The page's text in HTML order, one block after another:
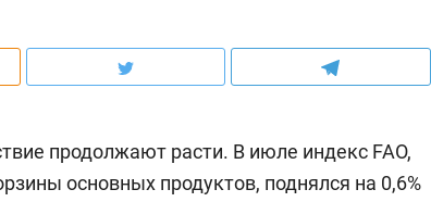
продолжают расти. В июле индекс FAO,
основных продуктов, поднялся на 0,6%